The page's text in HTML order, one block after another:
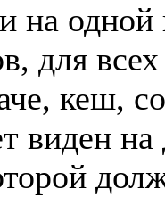
на
для
кеш,
виден